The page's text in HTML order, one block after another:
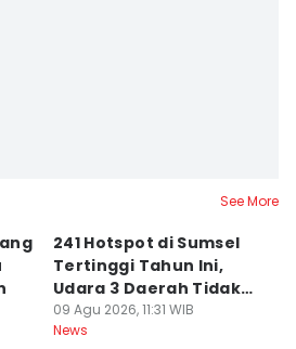
See More
241 Hotspot di Sumsel
Tertinggi Tahun Ini,
Udara 3 Daerah Tidak
Sehat
09 Agu 2026, 11:31 WIB
News